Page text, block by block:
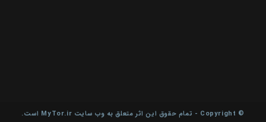
© Copyright - تمام حقوق این اثر متعلق به وب سایت MyTor.ir است.